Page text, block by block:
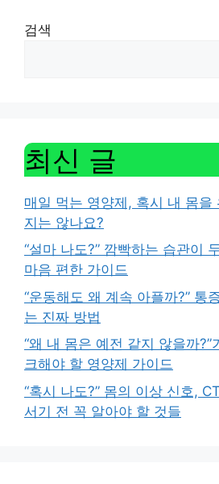
검색
최신 글
매일 먹는 영양제, 혹시 내 몸을
지는 않나요?
“설마 나도?” 깜빡하는 습관이
마음 편한 가이드
“운동해도 왜 계속 아플까?” 통
는 진짜 방법
“왜 내 몸은 예전 같지 않을까?”
크해야 할 영양제 가이드
“혹시 나도?” 몸의 이상 신호,
서기 전 꼭 알아야 할 것들